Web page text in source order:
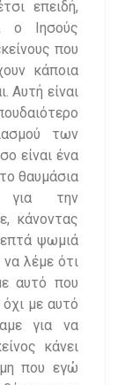
επειδή,
ο Ιησούς
που
κάποια
Αυτή είναι
των
είναι ένα
θαυμάσια
για την
κάνοντας
ψωμιά
να λέμε ότι
αυτό που
με αυτό
για να
κάνει
που εγώ